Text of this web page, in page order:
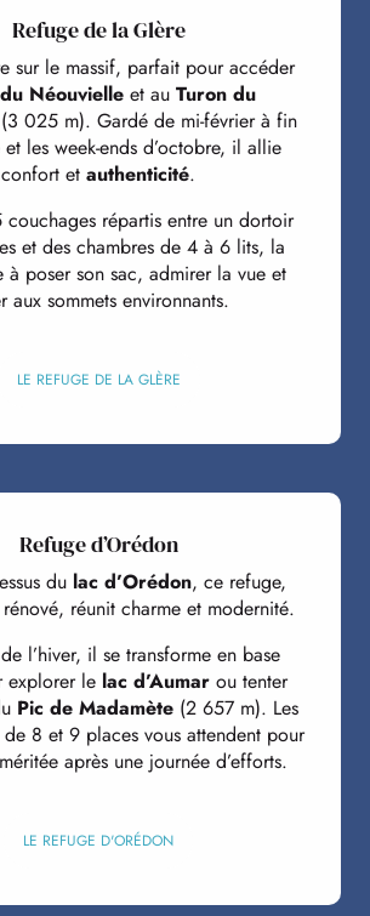
Refuge de la Glère
sur le massif, parfait pour accéder
Néouvielleet au Turon du
025 m). Gardé de mi-février à fin
les week-ends d’octobre, il allie
confort et authenticité.
couchages répartis entre un dortoir
et des chambres de 4 à 6 lits, la
à poser son sac, admirer la vue et
aux sommets environnants.
LE REFUGE DE LA GLÈRE
Refuge d’Orédon
du lac d’Orédon, ce refuge,
réunit charme et modernité.
l’hiver, il se transforme en base
explorer le lac d’Aumar ou tenter
Pic de Madamète (2 657 m). Les
8 et 9 places vous attendent pour
après une journée d’efforts.
LE REFUGE D'ORÉDON